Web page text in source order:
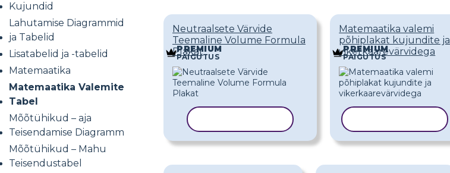
Kujundid
Lahutamise Diagrammid
ja Tabelid
Lisatabelid ja -tabelid
Matemaatika
Matemaatika Valemite
Tabel
Mõõtühikud – aja
Teisendamise Diagramm
Mõõtühikud – Mahu
Teisendustabel
Neutraalsete Värvide
Teemaline Volume Formula
Plakat
PREMIUM
PAIGUTUS
Matemaatika valemi
põhiplakat kujundite ja
vikerkaarevärvidega
PREMIUM
PAIGUTUS